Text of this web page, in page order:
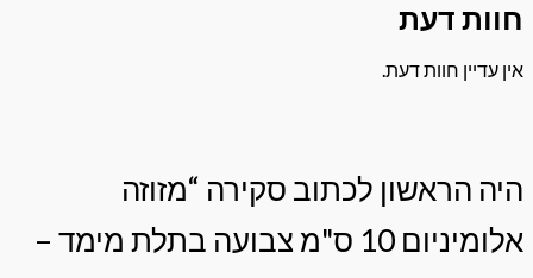
דעת
חוות דעת.
לכתוב סקירה “מזוזה
אלומיניום 10 ס"מ צבועה בתלת מימד –